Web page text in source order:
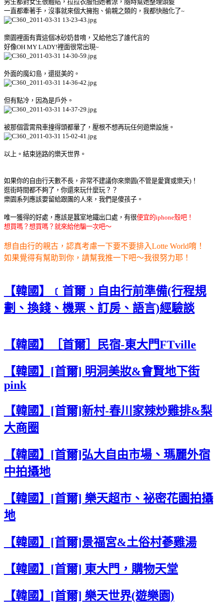
男生都對女生很體貼，拉拉衣服怕她著涼，隨時幫她整理頭髮
一直都牽著手，沒事就來個大擁抱、偷親之類的，我都快融化了~
樂園裡面有賣這個冰砂奶昔唷，又給他忘了誰代言的
好像OH MY LADY!裡面很常出現~
外面的魔幻島，還挺美的。
但有點冷，因為是戶外。
被那個雲霄飛車撞得頭都暈了，壓根不想再玩任何遊樂設施。
以上。結束迷路的樂天世界。
如果你的自由行天數不長，非常不建議你來樂園(不管是愛寶或樂天)！
逛街時間都不夠了，你還來玩什麼玩？？
樂園系列應該要留給跟團的人來，我們是傻孩子。
唯一獲得的好處，應該是蠶室地鐵出口處，有很便宜的iphone殼吧！
想買嗎？想買嗎？就來給他騙一次吧～
想自由行的親古，認真考慮一下要不要排入Lotte World唷！
如果覺得有幫助到你，請幫我推一下吧～我很努力耶！
【韓國】﹝首爾﹞自由行前準備(行程規
劃、換錢、機票、訂房、語言)經驗談
【韓國】［首爾］民宿-東大門FTville
【韓國】[首爾] 明洞美妝&會賢地下街
pink
【韓國】[首爾]新村-春川家辣炒雞排&梨
大商圈
【韓國】[首爾]弘大自由市場、瑪麗外宿
中拍攝地
【韓國】[首爾] 樂天超市、祕密花園拍攝
地
【韓國】[首爾]景福宮&土俗村蔘雞湯
【韓國】[首爾] 東大門，購物天堂
【韓國】[首爾] 樂天世界(遊樂園)